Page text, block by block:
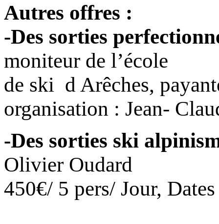
Autres offres :
-Des sorties
moniteur de l’école
de ski d Arêches,
organisation : Jean-
-Des sorties ski
Olivier Oudard
450€/ 5 pers/ Jour,